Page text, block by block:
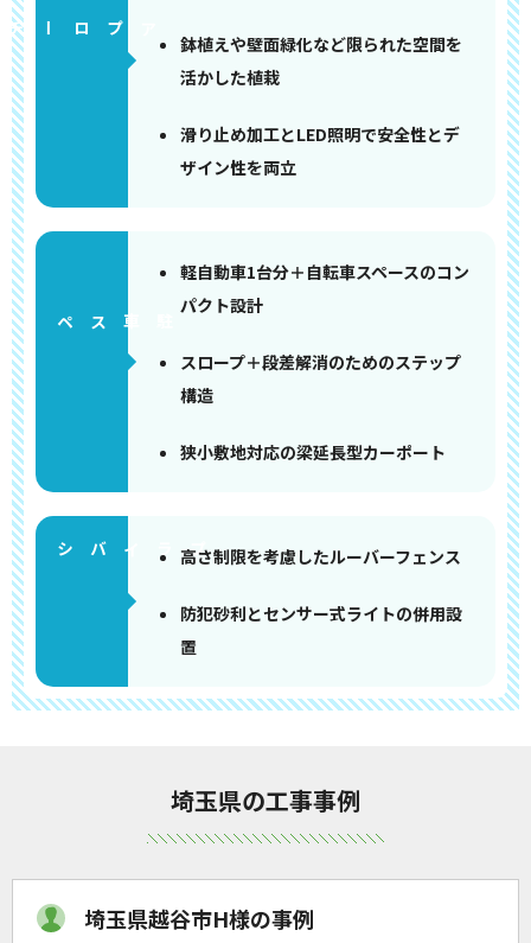
アプローチ
鉢植えや壁面緑化など限られた空間を
活かした植栽
滑り止め加工とLED照明で安全性とデ
ザイン性を両立
軽自動車1台分＋自転車スペースのコン
パクト設計
スロープ＋段差解消のためのステップ
構造
狭小敷地対応の梁延長型カーポート
高さ制限を考慮したルーバーフェンス
防犯砂利とセンサー式ライトの併用設
置
埼玉県の工事事例
埼玉県越谷市H様の事例